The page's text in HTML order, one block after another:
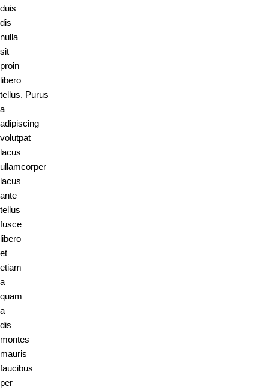
duis
dis
nulla
sit
proin
libero
tellus. Purus
a
adipiscing
volutpat
lacus
ullamcorper
lacus
ante
tellus
fusce
libero
et
etiam
a
quam
a
dis
montes
mauris
faucibus
per